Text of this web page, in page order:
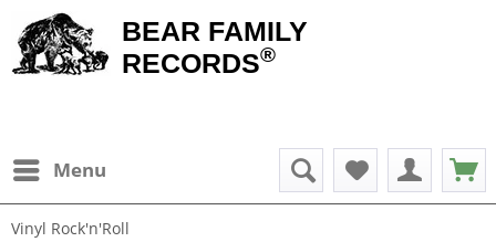
BEAR FAMILY
RECORDS®
Menu
Vinyl Rock'n'Roll